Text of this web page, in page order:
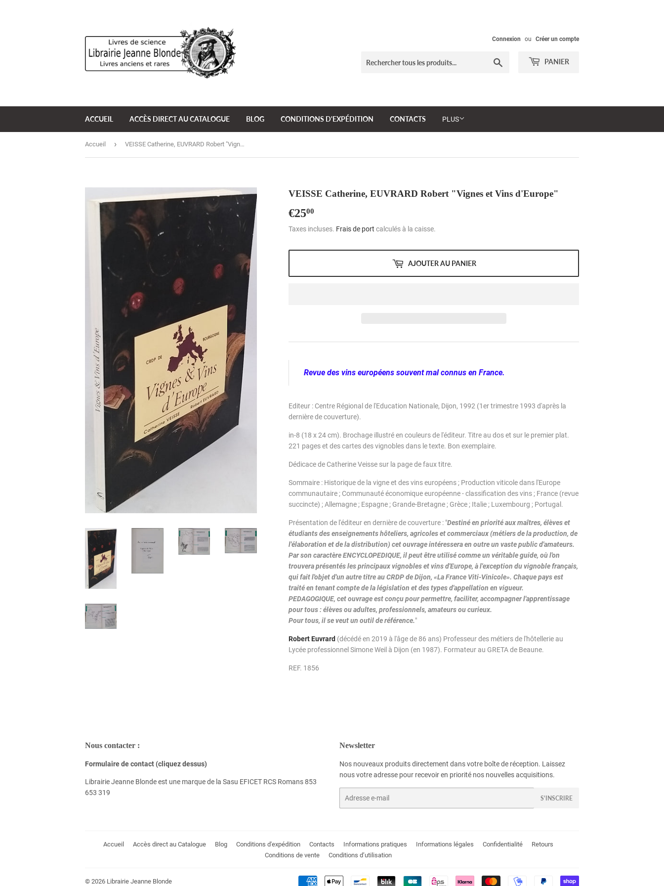
Connexion ou Créer un compte
Chercher PANIER
ACCUEIL ACCÈS DIRECT AU CATALOGUE BLOG CONDITIONS D'EXPÉDITION CONTACTS PLUS
Accueil › VEISSE Catherine, EUVRARD Robert "Vignes et Vins d'Europe"
VEISSE Catherine, EUVRARD Robert "Vignes et Vins d'Europe"
€2500
Taxes incluses. Frais de port calculés à la caisse.
AJOUTER AU PANIER
Revue des vins européens souvent mal connus en France.
Editeur : Centre Régional de l'Education Nationale, Dijon, 1992 (1er trimestre 1993 d'après la
dernière de couverture).
in-8 (18 x 24 cm). Brochage illustré en couleurs de l'éditeur. Titre au dos et sur le premier plat.
221 pages et des cartes des vignobles dans le texte. Bon exemplaire.
Dédicace de Catherine Veisse sur la page de faux titre.
Sommaire : Historique de la vigne et des vins européens ; Production viticole dans l'Europe
communautaire ; Communauté économique européenne - classification des vins ; France (revue
succincte) ; Allemagne ; Espagne ; Grande-Bretagne ; Grèce ; Italie ; Luxembourg ; Portugal.
Présentation de l'éditeur en dernière de couverture : "Destiné en priorité aux maîtres, élèves et
étudiants des enseignements hôteliers, agricoles et commerciaux (métiers de la production, de
l'élaboration et de la distribution) cet ouvrage intéressera en outre un vaste public d'amateurs.
Par son caractère ENCYCLOPEDIQUE, il peut être utilisé comme un véritable guide, où l'on
trouvera présentés les principaux vignobles et vins d'Europe, à l'exception du vignoble français,
qui fait l'objet d'un autre titre au CRDP de Dijon, «La France Viti-Vinicole». Chaque pays est
traité en tenant compte de la législation et des types d'appellation en vigueur.
PEDAGOGIQUE, cet ouvrage est conçu pour permettre, faciliter, accompagner l'apprentissage
pour tous : élèves ou adultes, professionnels, amateurs ou curieux.
Pour tous, il se veut un outil de référence."
Robert Euvrard (décédé en 2019 à l'âge de 86 ans) Professeur des métiers de l'hôtellerie au
Lycée professionnel Simone Weil à Dijon (en 1987). Formateur au GRETA de Beaune.
REF. 1856
Nous contacter :
Formulaire de contact (cliquez dessus)
Librairie Jeanne Blonde est une marque de la Sasu EFICET RCS Romans 853
653 319
Newsletter
Nos nouveaux produits directement dans votre boîte de réception. Laissez
nous votre adresse pour recevoir en priorité nos nouvelles acquisitions.
S'INSCRIRE
Accueil Accès direct au Catalogue Blog Conditions d'expédition Contacts Informations pratiques Informations légales Confidentialité
Retours
Conditions de vente
Conditions d’utilisation
© 2026 Librairie Jeanne Blonde